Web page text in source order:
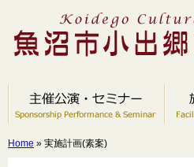
Home » 実施計画(素案)